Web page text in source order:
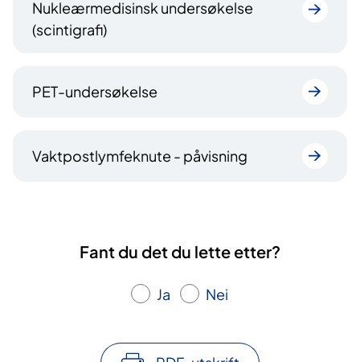
Nukleærmedisinsk undersøkelse
(scintigrafi)
PET-undersøkelse
Vaktpostlymfeknute - påvisning
Fant du det du lette etter?
Ja Nei